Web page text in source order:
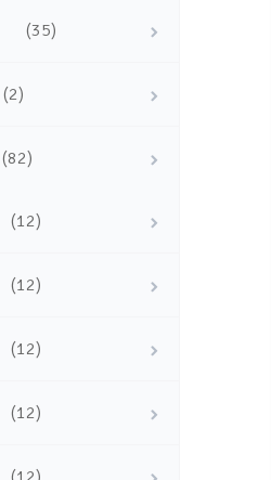
(35)
(2)
(82)
(12)
(12)
(12)
(12)